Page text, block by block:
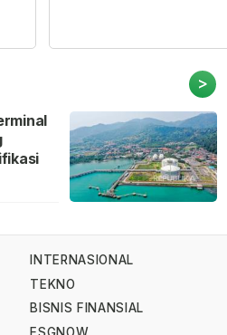
>
INTERNASIONAL
TEKNO
BISNIS FINANSIAL